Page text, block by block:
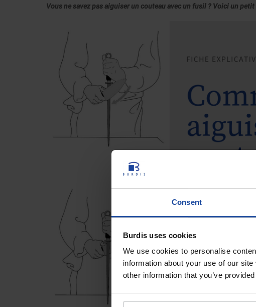
Consent
Burdis uses cookies
We use cookies to personalise
information about your use of our
other information that you’ve
Vous ne savez pas aiguiser un couteau avec un fusil ? Voici un